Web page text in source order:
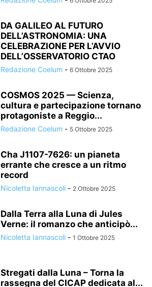
DA GALILEO AL FUTURO
DELL’ASTRONOMIA: UNA
CELEBRAZIONE PER L’AVVIO
DELL’OSSERVATORIO CTAO
Redazione Coelum - 6 Ottobre 2025
COSMOS 2025 — Scienza,
cultura e partecipazione tornano
protagoniste a Reggio...
Redazione Coelum - 5 Ottobre 2025
Cha J1107-7626: un pianeta
errante che cresce a un ritmo
record
Nicoletta Iannascoli - 2 Ottobre 2025
Dalla Terra alla Luna di Jules
Verne: il romanzo che anticipò...
Nicoletta Iannascoli - 1 Ottobre 2025
Stregati dalla Luna – Torna la
rassegna del CICAP dedicata al...